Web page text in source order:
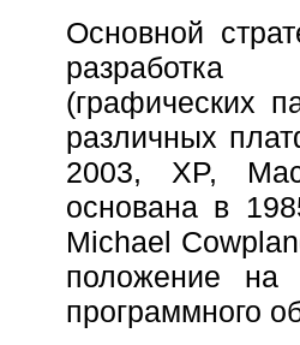
Основной
разработка
(графических
различных
2003, XP,
основана в
Michael
положение на
программного